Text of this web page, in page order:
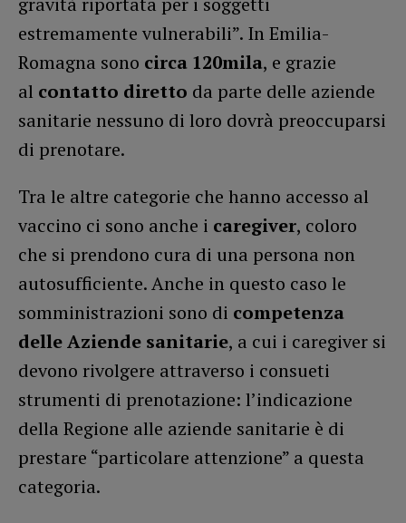
estremamente vulnerabili”. In Emilia-
Romagna sono circa 120mila, e grazie
al contatto diretto da parte delle aziende
sanitarie nessuno di loro dovrà preoccuparsi
di prenotare.
Tra le altre categorie che hanno accesso al
vaccino ci sono anche i caregiver, coloro
che si prendono cura di una persona non
autosufficiente. Anche in questo caso le
somministrazioni sono di competenza
delle Aziende sanitarie, a cui i caregiver si
devono rivolgere attraverso i consueti
strumenti di prenotazione: l’indicazione
della Regione alle aziende sanitarie è di
prestare “particolare attenzione” a questa
categoria.